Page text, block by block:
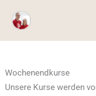
Inhalt
Wochenendkurse
Unsere Kurse werden